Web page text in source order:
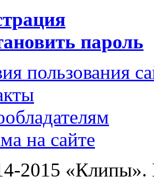
пароль
пользования
на сайте
2015 «Клипы».